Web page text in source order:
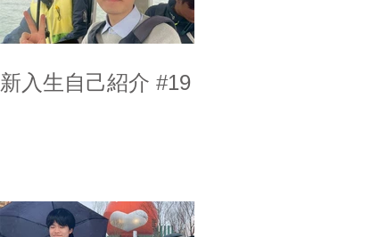
新入生自己紹介 #19